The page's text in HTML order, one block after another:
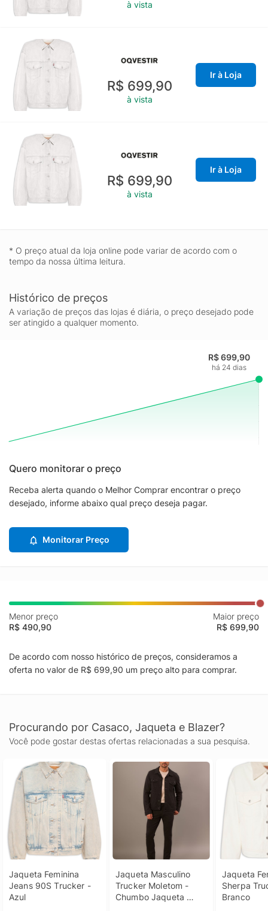
à vista
R$ 699,90
à vista
Ir à Loja
R$ 699,90
à vista
Ir à Loja
* O preço atual da loja online pode variar de acordo com o
tempo da nossa última leitura.
Histórico de preços
A variação de preços das lojas é diária, o preço desejado pode
ser atingido a qualquer momento.
R$ 699,90
há 24 dias
Quero monitorar o preço
Receba alerta quando o Melhor Comprar encontrar o preço
desejado, informe abaixo qual preço deseja pagar.
Monitorar Preço
Menor preço
R$ 490,90
Maior preço
R$ 699,90
De acordo com nosso histórico de preços, consideramos a
oferta no valor de R$ 699,90 um preço alto para comprar.
Procurando por Casaco, Jaqueta e Blazer?
Você pode gostar destas ofertas relacionadas a sua pesquisa.
Jaqueta Feminina
Jeans 90S Trucker -
Azul
Jaqueta Masculino
Trucker Moletom -
Chumbo Jaqueta
Jaqueta
Sherpa
Branco